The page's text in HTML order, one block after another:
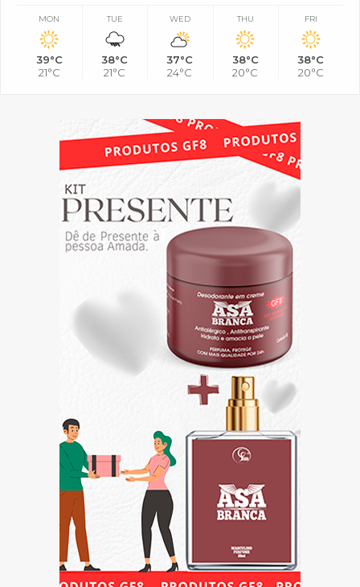
MON
39°C
21°C
TUE
38°C
21°C
WED
37°C
24°C
THU
38°C
20°C
FRI
38°C
20°C